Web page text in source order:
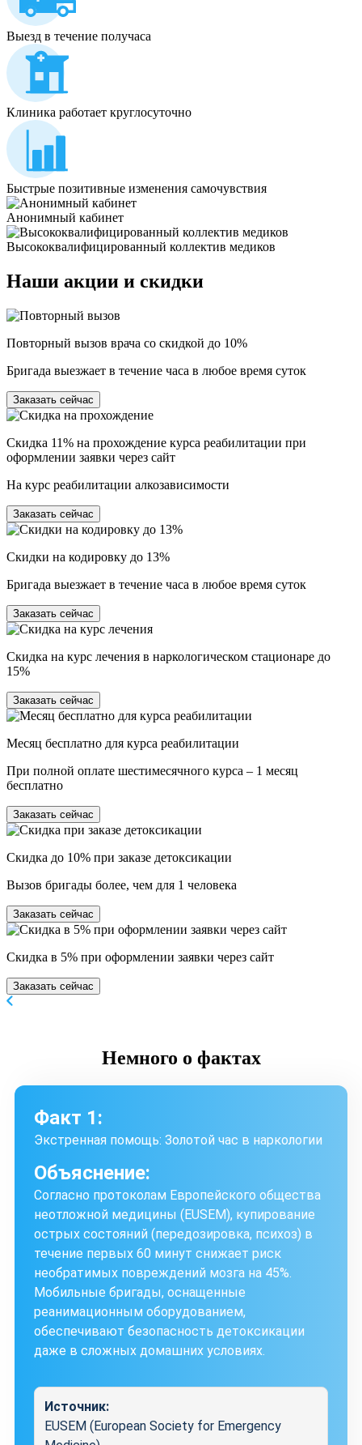
Выезд в течение получаса
Клиника работает круглосуточно
Быстрые позитивные изменения самочувствия
Анонимный кабинет
Высококвалифицированный коллектив медиков
Наши акции и скидки
Повторный вызов врача со скидкой до 10%
Бригада выезжает в течение часа в любое время суток
Заказать сейчас
Скидка 11% на прохождение курса реабилитации при
оформлении заявки через сайт
На курс реабилитации алкозависимости
Заказать сейчас
Скидки на кодировку до 13%
Бригада выезжает в течение часа в любое время суток
Заказать сейчас
Скидка на курс лечения в наркологическом стационаре до
15%
Заказать сейчас
Месяц бесплатно для курса реабилитации
При полной оплате шестимесячного курса – 1 месяц
бесплатно
Заказать сейчас
Скидка до 10% при заказе детоксикации
Вызов бригады более, чем для 1 человека
Заказать сейчас
Скидка в 5% при оформлении заявки через сайт
Заказать сейчас
Немного о фактах
Факт 1:
Экстренная помощь: Золотой час в наркологии
Объяснение:
Согласно протоколам Европейского общества
неотложной медицины (EUSEM), купирование
острых состояний (передозировка, психоз) в
течение первых 60 минут снижает риск
необратимых повреждений мозга на 45%.
Мобильные бригады, оснащенные
реанимационным оборудованием,
обеспечивают безопасность детоксикации
даже в сложных домашних условиях.
Источник:
EUSEM (European Society for Emergency